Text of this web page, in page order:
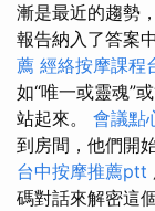
漸是最近的趨勢
報告納入了答案
薦 經絡按摩課程
如“唯一或靈魂”
站起來。 會議點
到房間，他們開
台中按摩推薦ptt
碼對話來解密這